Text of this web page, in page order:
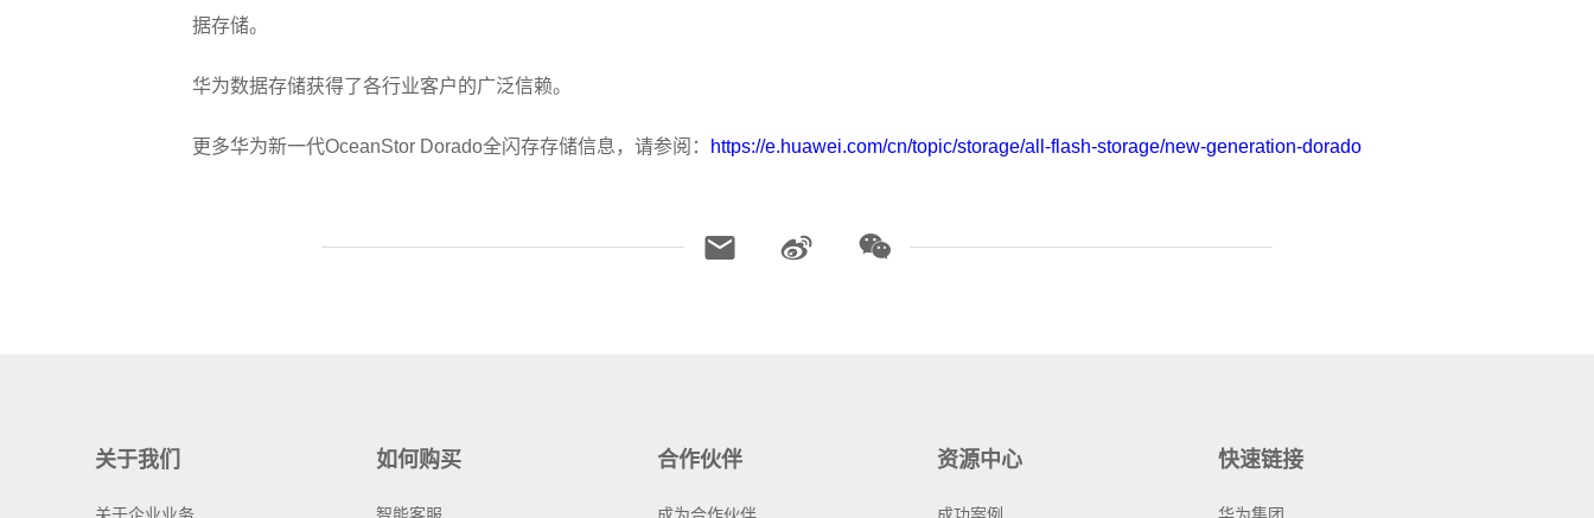
据存储。
华为数据存储获得了各行业客户的广泛信赖。
更多华为新一代OceanStor Dorado全闪存存储信息，请参阅： https://e.huawei.com/cn/topic/storage/all-flash-storage/new-generation-dorado
关于我们
关于企业业务
如何购买
智能客服
合作伙伴
成为合作伙伴
资源中心
成功案例
快速链接
华为集团